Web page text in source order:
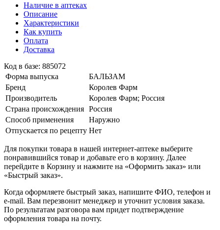
Наличие в аптеках
Описание
Характеристики
Как купить
Оплата
Доставка
Код в базе: 885072
Форма выпуска
БАЛЬЗАМ
Бренд
Королев Фарм
Производитель
Королев Фарм; Россия
Страна происхождения Россия
Способ применения
Наружно
Отпускается по рецепту Нет
Для покупки товара в нашей интернет-аптеке выберите
понравившийся товар и добавьте его в корзину. Далее
перейдите в Корзину и нажмите на «Оформить заказ» или
«Быстрый заказ».
Когда оформляете быстрый заказ, напишите ФИО, телефон и
e-mail. Вам перезвонит менеджер и уточнит условия заказа.
По результатам разговора вам придет подтверждение
оформления товара на почту.